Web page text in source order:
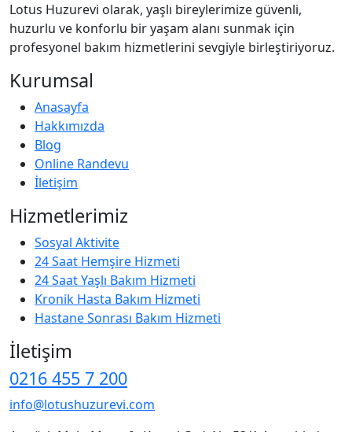
Lotus Huzurevi olarak, yaşlı bireylerimize güvenli,
huzurlu ve konforlu bir yaşam alanı sunmak için
profesyonel bakım hizmetlerini sevgiyle birleştiriyoruz.
Kurumsal
Anasayfa
Hakkımızda
Blog
Online Randevu
İletişim
Hizmetlerimiz
Sosyal Aktivite
24 Saat Hemşire Hizmeti
24 Saat Yaşlı Bakım Hizmeti
Kronik Hasta Bakım Hizmeti
Hastane Sonrası Bakım Hizmeti
İletişim
0216 455 7 200
info@lotushuzurevi.com